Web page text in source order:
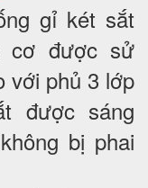
gỉ két sắt
cơ được sử
với phủ 3 lớp
được sáng
bị phai